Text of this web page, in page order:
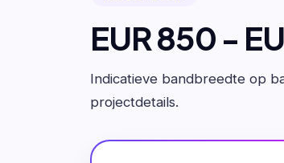
EUR 850 -
Indicatieve bandbreedte op
projectdetails.